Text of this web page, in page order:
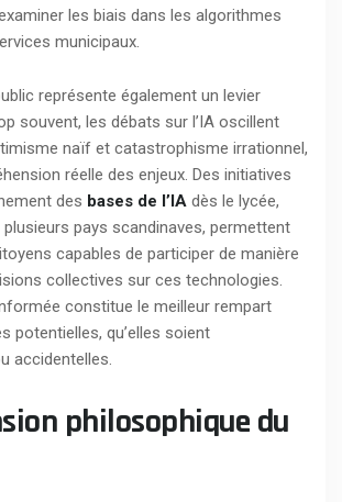
les biais dans les algorithmes
municipaux.
représente également un levier
souvent, les débats sur l’IA oscillent
naïf et catastrophisme irrationnel,
réelle des enjeux. Des initiatives
des bases de l’IA dès le lycée,
pays scandinaves, permettent
capables de participer de manière
collectives sur ces technologies.
constitue le meilleur rempart
potentielles, qu’elles soient
accidentelles.
philosophique du